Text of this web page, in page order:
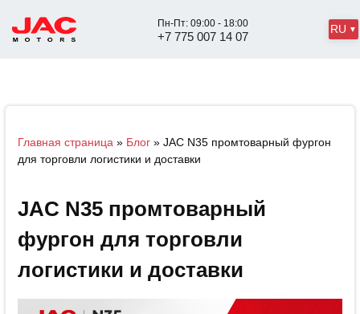
Пн-Пт: 09:00 - 18:00
+7 775 007 14 07
RU
Главная страница » Блог » JAC N35 промтоварный фургон
для торговли логистики и доставки
JAC N35 промтоварный
фургон для торговли
логистики и доставки